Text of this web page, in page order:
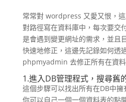
常常對 wordpress 又愛又恨，
對路徑寫在資料庫中，每次要交
是會遇到變更網址的需求，並且
快速地修正，這邊先記錄如何透
phpmyadmin 去修正所有在資料
1.進入DB管理程式，搜尋舊
這個步驟可以找出所有在DB中
你可以自己一個一個資料表的點